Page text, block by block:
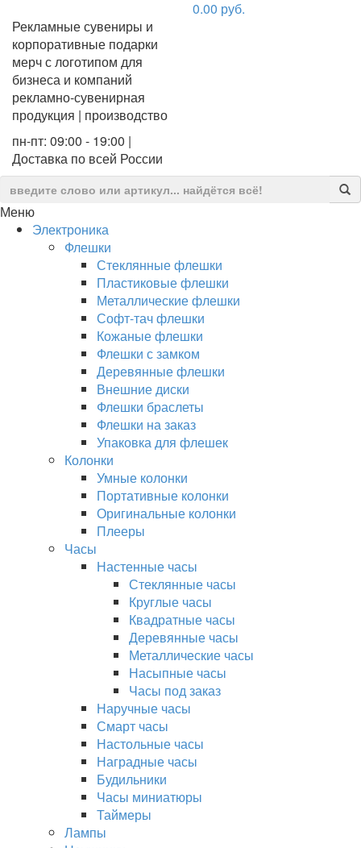
Рекламные сувениры и
корпоративные подарки
мерч с логотипом для
бизнеса и компаний
рекламно-сувенирная
продукция | производство
пн-пт: 09:00 - 19:00 |
Доставка по всей России
0.00 руб.
Меню
Электроника
Флешки
Стеклянные флешки
Пластиковые флешки
Металлические флешки
Софт-тач флешки
Кожаные флешки
Флешки с замком
Деревянные флешки
Внешние диски
Флешки браслеты
Флешки на заказ
Упаковка для флешек
Колонки
Умные колонки
Портативные колонки
Оригинальные колонки
Плееры
Часы
Настенные часы
Стеклянные часы
Круглые часы
Квадратные часы
Деревянные часы
Металлические часы
Насыпные часы
Часы под заказ
Наручные часы
Смарт часы
Настольные часы
Наградные часы
Будильники
Часы миниатюры
Таймеры
Лампы